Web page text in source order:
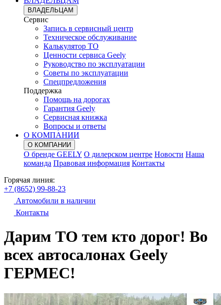
ВЛАДЕЛЬЦАМ
Сервис
Запись в сервисный центр
Техническое обслуживание
Калькулятор ТО
Ценности сервиса Geely
Руководство по эксплуатации
Советы по эксплуатации
Спецпредложения
Поддержка
Помощь на дорогах
Гарантия Geely
Сервисная книжка
Вопросы и ответы
О КОМПАНИИ
О КОМПАНИИ
О бренде GEELY О дилерском центре Новости Наша
команда Правовая информация Контакты
Горячая линия:
+7 (8652) 99-88-23
Автомобили в наличии
Контакты
Дарим ТО тем кто дорог! Во
всех автосалонах Geely
ГЕРМЕС!